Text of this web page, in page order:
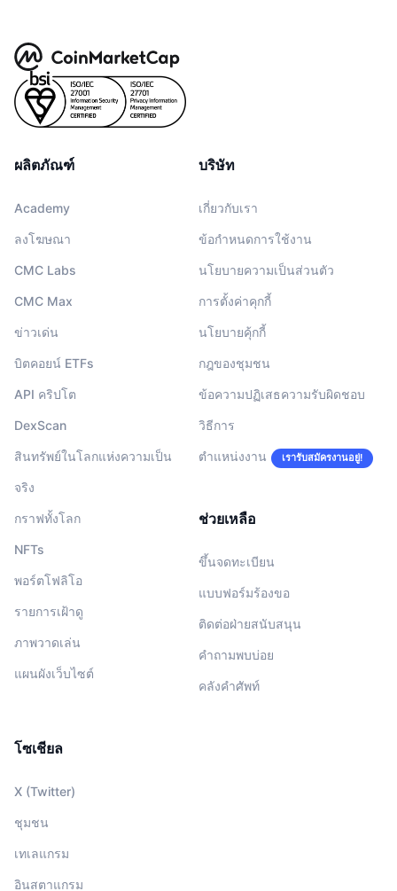
ผลิตภัณฑ์
Academy
ลงโฆษณา
CMC Labs
CMC Max
ข่าวเด่น
บิตคอยน์ ETFs
API คริปโต
DexScan
สินทรัพย์ในโลกแห่งความเป็น
จริง
กราฟทั้งโลก
NFTs
พอร์ตโฟลิโอ
รายการเฝ้าดู
ภาพวาดเล่น
แผนผังเว็บไซต์
บริษัท
เกี่ยวกับเรา
ข้อกำหนดการใช้งาน
นโยบายความเป็นส่วนตัว
การตั้งค่าคุกกี้
นโยบายคุ้กกี้
กฎของชุมชน
ข้อความปฏิเสธความรับผิดชอบ
วิธีการ
ตำแหน่งงาน เรารับสมัครงานอยู่!
ช่วยเหลือ
ขึ้นจดทะเบียน
แบบฟอร์มร้องขอ
ติดต่อฝ่ายสนับสนุน
คำถามพบบ่อย
คลังคำศัพท์
โซเชียล
X (Twitter)
ชุมชน
เทเลแกรม
อินสตาแกรม